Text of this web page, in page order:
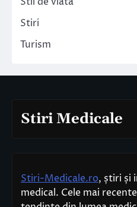
Stiri
Turism
Stiri Medicale
Stiri-Medicale.ro, știri și
medical. Cele mai